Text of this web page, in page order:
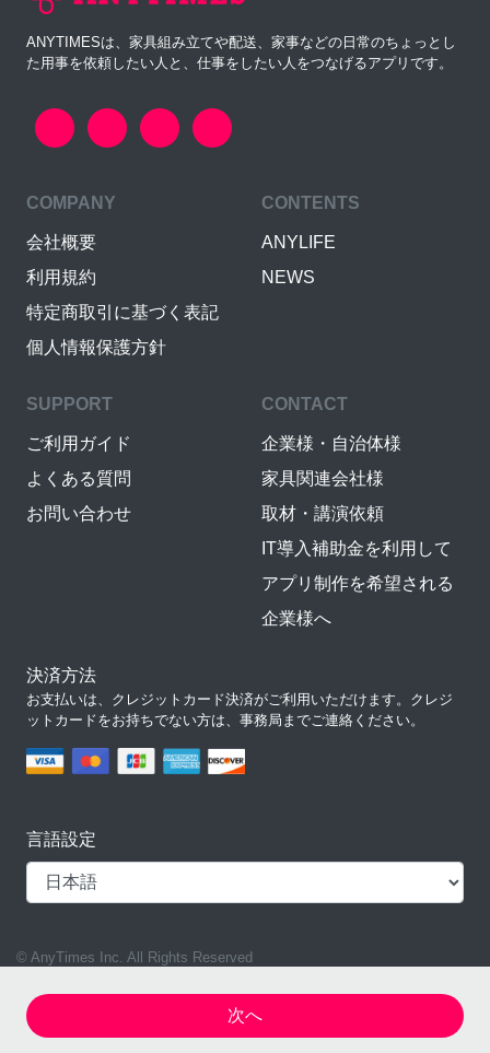
ANYTIMESは、家具組み立てや配送、家事などの日常のちょっとし
た用事を依頼したい人と、仕事をしたい人をつなげるアプリです。
COMPANY
会社概要
利用規約
特定商取引に基づく表記
個人情報保護方針
CONTENTS
ANYLIFE
NEWS
SUPPORT
ご利用ガイド
よくある質問
お問い合わせ
CONTACT
企業様・自治体様
家具関連会社様
取材・講演依頼
IT導入補助金を利用して
アプリ制作を希望される
企業様へ
決済方法
お支払いは、クレジットカード決済がご利用いただけます。クレジ
ットカードをお持ちでない方は、事務局までご連絡ください。
言語設定
© AnyTimes Inc. All Rights Reserved